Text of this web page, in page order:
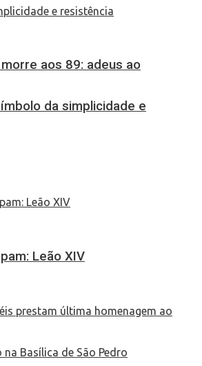
aos 89: adeus ao
da simplicidade e
Leão XIV